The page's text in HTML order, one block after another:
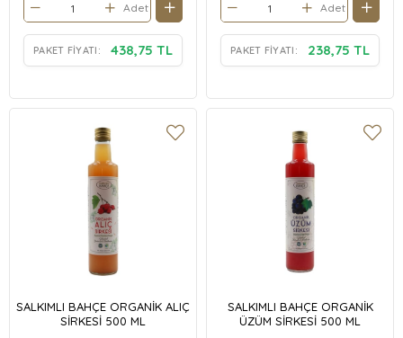
Adet
PAKET FIYATI: 438,75 TL
Adet
PAKET FIYATI: 238,75 TL
SALKIMLI BAHÇE ORGANİK ALIÇ
SİRKESİ 500 ML
SALKIMLI BAHÇE ORGANİK
ÜZÜM SİRKESİ 500 ML